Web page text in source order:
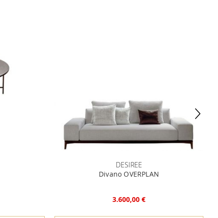
DESIREE
Divano OVERPLAN
3.600,00 €